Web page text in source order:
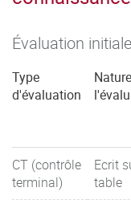
Évaluation
Type
d'évaluation
CT (contrôle
terminal)
Ecrit
table